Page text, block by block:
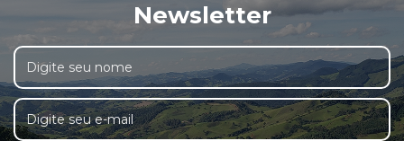
Newsletter